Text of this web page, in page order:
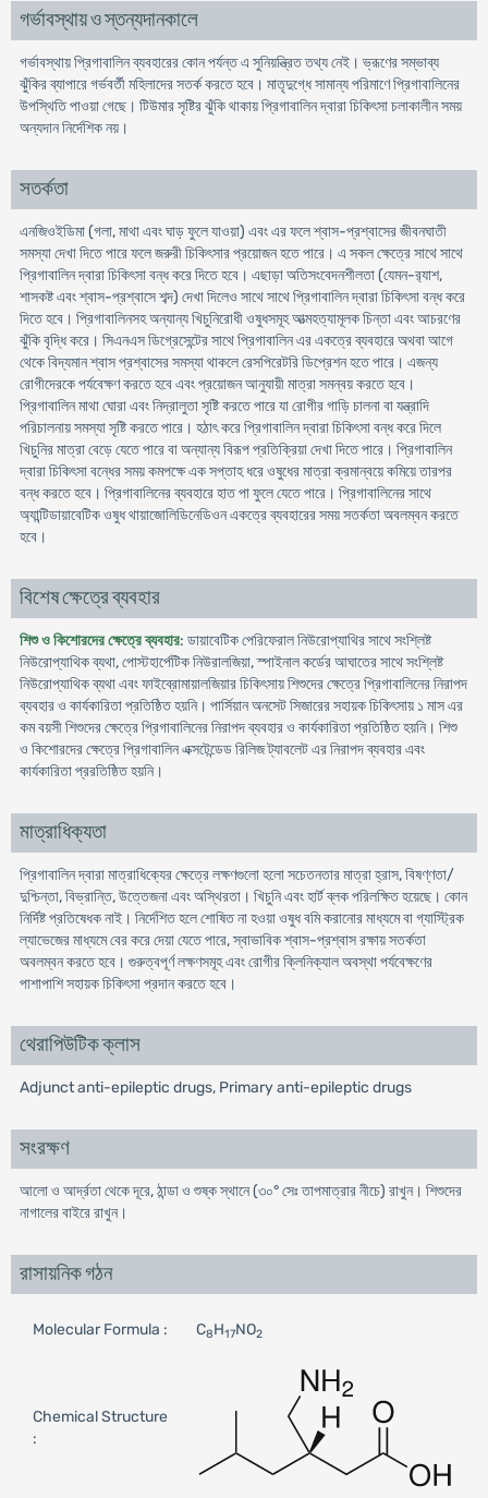
গর্ভাবস্থায় ও স্তন্যদানকালে
গর্ভাবস্থায় প্রিগাবালিন ব্যবহারের কোন পর্যন্ত এ সুনিয়ন্ত্রিত তথ্য নেই। ভ্রূণের সম্ভাব্য
ঝুঁকির ব্যাপারে গর্ভবর্তী মহিলাদের সতর্ক করতে হবে। মাতৃদুগ্ধে সামান্য পরিমাণে প্রিগাবালিনের
উপস্থিতি পাওয়া গেছে। টিউমার সৃষ্টির ঝুঁকি থাকায় প্রিগাবালিন দ্বারা চিকিৎসা চলাকালীন সময়
অন্যদান নির্দেশিক নয়।
সতর্কতা
এনজিওইডিমা (গলা, মাথা এবং ঘাড় ফুলে যাওয়া) এবং এর ফলে শ্বাস-প্রশ্বাসের জীবনঘাতী
সমস্যা দেখা দিতে পারে ফলে জরুরী চিকিৎসার প্রয়োজন হতে পারে। এ সকল ক্ষেত্রে সাথে সাথে
প্রিগাবালিন দ্বারা চিকিৎসা বন্ধ করে দিতে হবে। এছাড়া অতিসংবেদনশীলতা (যেমন-র‍্যাশ,
শাসকষ্ট এবং শ্বাস-প্রশ্বাসে শব্দ) দেখা দিলেও সাথে সাথে প্রিগাবালিন দ্বারা চিকিৎসা বন্ধ করে
দিতে হবে। প্রিগাবালিনসহ অন্যান্য খিচুনিরোধী ওষুধসমূহ আত্মহত্যামূলক চিন্তা এবং আচরণের
ঝুঁকি বৃদ্ধি করে। সিএনএস ডিগ্রেসেন্টের সাথে প্রিগাবালিন এর একত্রে ব্যবহারে অথবা আগে
থেকে বিদ্যমান শ্বাস প্রশ্বাসের সমস্যা থাকলে রেসপিরেটরি ডিপ্রেশন হতে পারে। এজন্য
রোগীদেরকে পর্যবেক্ষণ করতে হবে এবং প্রয়োজন আনুযায়ী মাত্রা সমন্বয় করতে হবে।
প্রিগাবালিন মাথা ঘোরা এবং নিদ্রালুতা সৃষ্টি করতে পারে যা রোগীর গাড়ি চালনা বা যন্ত্রাদি
পরিচালনায় সমস্যা সৃষ্টি করতে পারে। হঠাৎ করে প্রিগাবালিন দ্বারা চিকিৎসা বন্ধ করে দিলে
খিচুনির মাত্রা বেড়ে যেতে পারে বা অন্যান্য বিরূপ প্রতিক্রিয়া দেখা দিতে পারে। প্রিগাবালিন
দ্বারা চিকিৎসা বন্ধের সময় কমপক্ষে এক সপ্তাহ ধরে ওষুধের মাত্রা ক্রমান্বয়ে কমিয়ে তারপর
বন্ধ করতে হবে। প্রিগাবালিনের ব্যবহারে হাত পা ফুলে যেতে পারে। প্রিগাবালিনের সাথে
অ্যান্টিডায়াবেটিক ওষুধ থায়াজোলিডিনেডিওন একত্রে ব্যবহারের সময় সতর্কতা অবলম্বন করতে
হবে।
বিশেষ ক্ষেত্রে ব্যবহার
শিশু ও কিশোরদের ক্ষেত্রে ব্যবহার: ডায়াবেটিক পেরিফেরাল নিউরোপ্যাথির সাথে সংশ্লিষ্ট
নিউরোপ্যাথিক ব্যথা, পোস্টহার্পেটিক নিউরালজিয়া, স্পাইনাল কর্ডের আঘাতের সাথে সংশ্লিষ্ট
নিউরোপ্যাথিক ব্যথা এবং ফাইব্রোমায়ালজিয়ার চিকিৎসায় শিশুদের ক্ষেত্রে প্রিগাবালিনের নিরাপদ
ব্যবহার ও কার্যকারিতা প্রতিষ্ঠিত হয়নি। পার্সিয়ান অনসেট সিজারের সহায়ক চিকিৎসায় ১ মাস এর
কম বয়সী শিশুদের ক্ষেত্রে প্রিগাবালিনের নিরাপদ ব্যবহার ও কার্যকারিতা প্রতিষ্ঠিত হয়নি। শিশু
ও কিশোরদের ক্ষেত্রে প্রিগাবালিন এক্সটেন্ডেড রিলিজ ট্যাবলেট এর নিরাপদ ব্যবহার এবং
কার্যকারিতা প্ররতিষ্ঠিত হয়নি।
মাত্রাধিক্যতা
প্রিগাবালিন দ্বারা মাত্রাধিক্যের ক্ষেত্রে লক্ষণগুলো হলো সচেতনতার মাত্রা হ্রাস, বিষণ্ণতা/
দুশ্চিন্তা, বিভ্রান্তি, উত্তেজনা এবং অস্থিরতা। খিচুনি এবং হার্ট ব্লক পরিলক্ষিত হয়েছে। কোন
নির্দিষ্ট প্রতিষেধক নাই। নির্দেশিত হলে শোষিত না হওয়া ওষুধ বমি করানোর মাধ্যমে বা গ্যাস্ট্রিক
ল্যাভেজের মাধ্যমে বের করে দেয়া যেতে পারে, স্বাভাবিক শ্বাস-প্রশ্বাস রক্ষায় সতর্কতা
অবলম্বন করতে হবে। গুরুত্বপূর্ণ লক্ষণসমূহ এবং রোগীর ক্লিনিক্যাল অবস্থা পর্যবেক্ষণের
পাশাপাশি সহায়ক চিকিৎসা প্রদান করতে হবে।
থেরাপিউটিক ক্লাস
Adjunct anti-epileptic drugs, Primary anti-epileptic drugs
সংরক্ষণ
আলো ও আর্দ্রতা থেকে দূরে, ঠান্ডা ও শুষ্ক স্থানে (৩০° সেঃ তাপমাত্রার নীচে) রাখুন। শিশুদের
নাগালের বাইরে রাখুন।
রাসায়নিক গঠন
Molecular Formula : C8H17NO2
Chemical Structure
: